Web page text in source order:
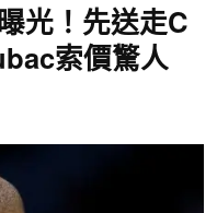
光！先送走C
索價驚人